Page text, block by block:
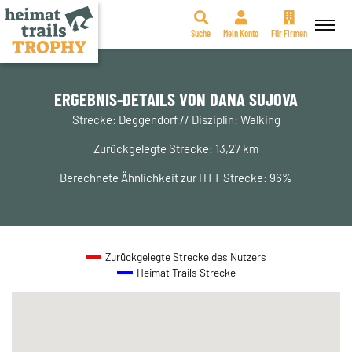
Zum
Suche Mein Konto Für Firmen
ERGEBNIS-DETAILS VON DANA SUJOVA
Strecke: Deggendorf // Disziplin: Walking
Zurückgelegte Strecke: 13,27 km
Berechnete Ähnlichkeit zur HTT Strecke: 96%
Zurückgelegte Strecke des Nutzers
Heimat Trails Strecke